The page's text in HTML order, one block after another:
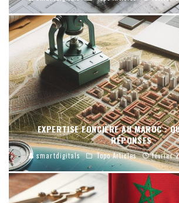
EXPERTISE FONCIÈRE AU MAROC :
RÉPONSES
smartdigitals Topo Articles février